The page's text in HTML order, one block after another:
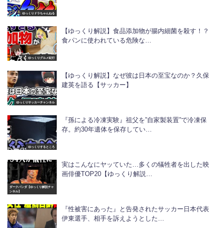
ゆっくりドラちゃんねる
ゆっくりグルメ紀行
【ゆっくり解説】食品添加物が腸内細菌を殺す！？
食パンに使われている危険な…
ゆっくりサッカーチャンネル
【ゆっくり解説】なぜ彼は日本の至宝なのか？久保
建英を語る【サッカー】
ゆっくりするところ
『孫による冷凍実験』祖父を”自家製装置”で冷凍保
存。約30年遺体を保存してい…
ダークパンダ【ゆっくり解説チャ
ンネル】
実はこんなにヤッていた…多くの犠牲者を出した映
画俳優TOP20【ゆっくり解説…
『性被害にあった』と告発されたサッカー日本代表
伊東選手、相手を訴えようとした…